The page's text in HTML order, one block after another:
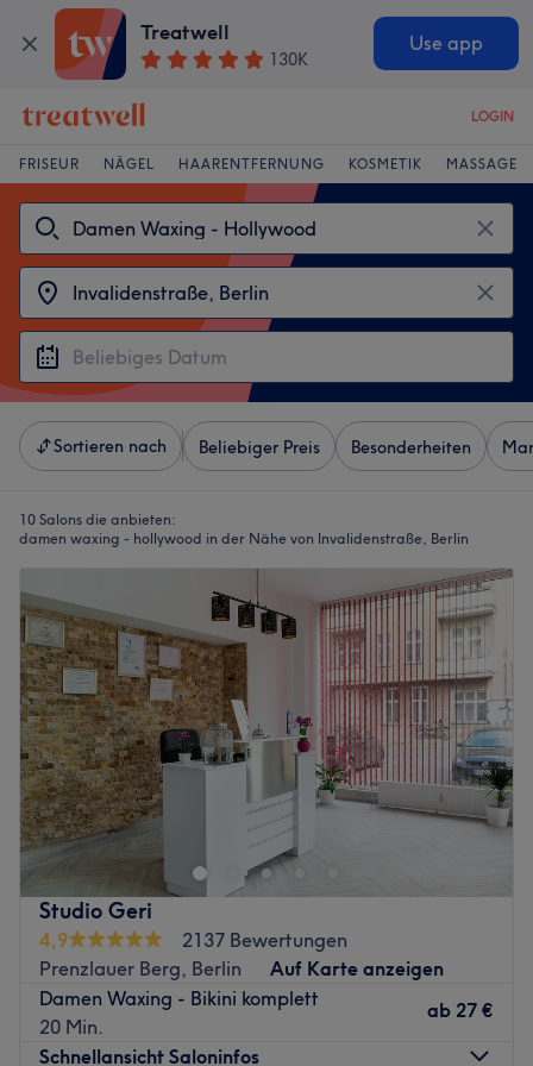
Treatwell
130K
Use app
LOGIN
FRISEUR NÄGEL HAARENTFERNUNG KOSMETIK MASSAGE
Sortieren nach Beliebiger Preis Besonderheiten
10 Salons die anbieten:
damen waxing - hollywood in der Nähe von Invalidenstraße, Berlin
Studio Geri
4,9
2137 Bewertungen
Prenzlauer Berg, Berlin
Auf Karte anzeigen
Damen Waxing - Bikini komplett
20 Min.
ab 27 €
Schnellansicht Saloninfos